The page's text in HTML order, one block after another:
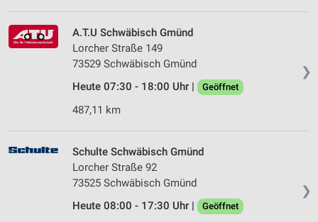
❯
A.T.U Schwäbisch Gmünd
Lorcher Straße 149
73529 Schwäbisch Gmünd
Heute 07:30 - 18:00 Uhr |
Geöffnet
487,11 km
❯
Schulte Schwäbisch Gmünd
Lorcher Straße 92
73525 Schwäbisch Gmünd
Heute 08:00 - 17:30 Uhr |
Geöffnet